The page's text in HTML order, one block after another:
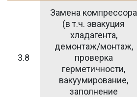
3.8
Замена компрессора
(в т.ч. эвакуция
хладагента,
демонтаж/монтаж,
проверка
герметичности,
вакуумирование,
заполнение